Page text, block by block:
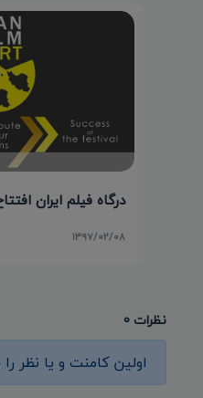
درگاه فیلم ایران
۱۳۹۷/۰۲/۰۸
نظرات 0
اولین کامنت و یا نظر